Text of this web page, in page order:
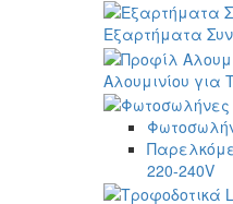
Εξαρτήματα
Αλουμινίου για
220-240V